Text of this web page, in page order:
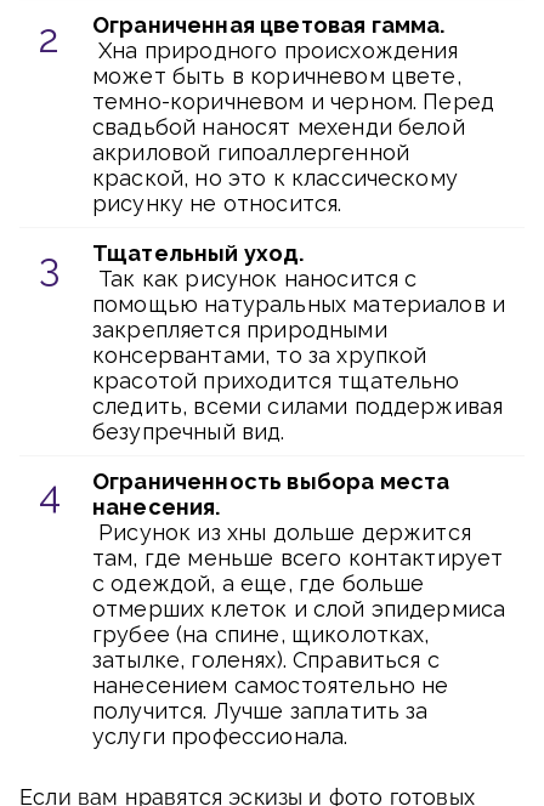
Ограниченная цветовая гамма.
Хна природного происхождения
может быть в коричневом цвете,
темно-коричневом и черном. Перед
свадьбой наносят мехенди белой
акриловой гипоаллергенной
краской, но это к классическому
рисунку не относится.
Тщательный уход.
Так как рисунок наносится с
помощью натуральных материалов и
закрепляется природными
консервантами, то за хрупкой
красотой приходится тщательно
следить, всеми силами поддерживая
безупречный вид.
Ограниченность выбора места
нанесения.
Рисунок из хны дольше держится
там, где меньше всего контактирует
с одеждой, а еще, где больше
отмерших клеток и слой эпидермиса
грубее (на спине, щиколотках,
затылке, голенях). Справиться с
нанесением самостоятельно не
получится. Лучше заплатить за
услуги профессионала.
Если вам нравятся эскизы и фото готовых